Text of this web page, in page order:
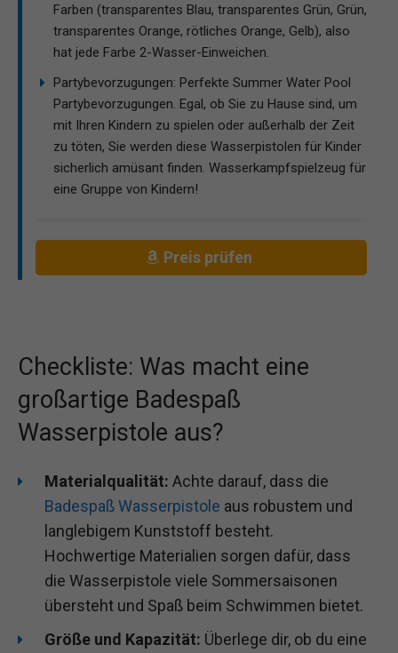
Farben (transparentes Blau, transparentes Grün, Grün,
transparentes Orange, rötliches Orange, Gelb), also
hat jede Farbe 2-Wasser-Einweichen.
Partybevorzugungen: Perfekte Summer Water Pool
Partybevorzugungen. Egal, ob Sie zu Hause sind, um
mit Ihren Kindern zu spielen oder außerhalb der Zeit
zu töten, Sie werden diese Wasserpistolen für Kinder
sicherlich amüsant finden. Wasserkampfspielzeug für
eine Gruppe von Kindern!
Preis prüfen
Checkliste: Was macht eine
großartige Badespaß
Wasserpistole aus?
Materialqualität: Achte darauf, dass die
Badespaß Wasserpistole aus robustem und
langlebigem Kunststoff besteht.
Hochwertige Materialien sorgen dafür, dass
die Wasserpistole viele Sommersaisonen
übersteht und Spaß beim Schwimmen bietet.
Größe und Kapazität: Überlege dir, ob du eine